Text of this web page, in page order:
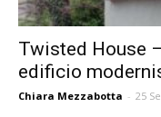
Twisted House
edificio
Chiara Mezzabotta - 25